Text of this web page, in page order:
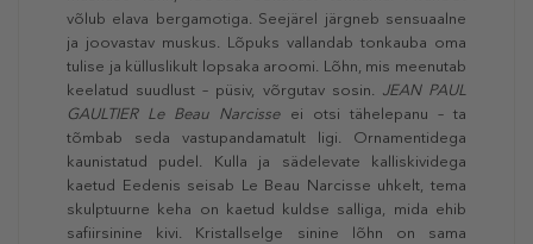
võlub elava bergamotiga. Seejärel järgneb sensuaalne
ja joovastav muskus. Lõpuks vallandab tonkauba oma
tulise ja külluslikult lopsaka aroomi. Lõhn, mis meenutab
keelatud suudlust – püsiv, võrgutav sosin. JEAN PAUL
GAULTIER Le Beau Narcisse ei otsi tähelepanu – ta
tõmbab seda vastupandamatult ligi. Ornamentidega
kaunistatud pudel. Kulla ja sädelevate kalliskividega
kaetud Eedenis seisab Le Beau Narcisse uhkelt, tema
skulptuurne keha on kaetud kuldse salliga, mida ehib
safiirsinine kivi. Kristallselge sinine lõhn on sama